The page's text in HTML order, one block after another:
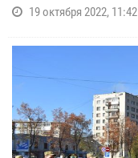
19 октября 2022, 11:42